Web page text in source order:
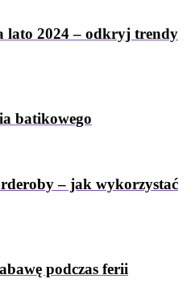
lato 2024 – odkryj trendy
batikowego
– jak wykorzystać
podczas ferii